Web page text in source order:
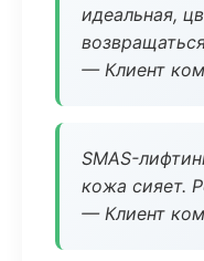
идеальная,
— Клиент
SMAS-
кожа сияет.
— Клиент